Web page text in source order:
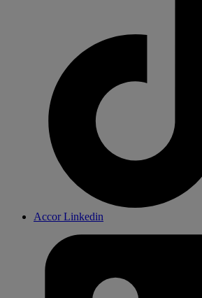
Accor Linkedin